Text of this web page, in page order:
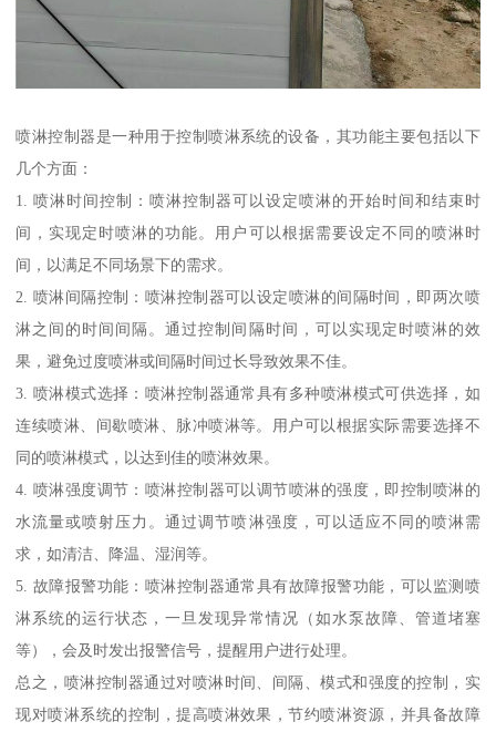
喷淋控制器是一种用于控制喷淋系统的设备，其功能主要包括以下
几个方面：
1. 喷淋时间控制：喷淋控制器可以设定喷淋的开始时间和结束时
间，实现定时喷淋的功能。用户可以根据需要设定不同的喷淋时
间，以满足不同场景下的需求。
2. 喷淋间隔控制：喷淋控制器可以设定喷淋的间隔时间，即两次喷
淋之间的时间间隔。通过控制间隔时间，可以实现定时喷淋的效
果，避免过度喷淋或间隔时间过长导致效果不佳。
3. 喷淋模式选择：喷淋控制器通常具有多种喷淋模式可供选择，如
连续喷淋、间歇喷淋、脉冲喷淋等。用户可以根据实际需要选择不
同的喷淋模式，以达到佳的喷淋效果。
4. 喷淋强度调节：喷淋控制器可以调节喷淋的强度，即控制喷淋的
水流量或喷射压力。通过调节喷淋强度，可以适应不同的喷淋需
求，如清洁、降温、湿润等。
5. 故障报警功能：喷淋控制器通常具有故障报警功能，可以监测喷
淋系统的运行状态，一旦发现异常情况（如水泵故障、管道堵塞
等），会及时发出报警信号，提醒用户进行处理。
总之，喷淋控制器通过对喷淋时间、间隔、模式和强度的控制，实
现对喷淋系统的控制，提高喷淋效果，节约喷淋资源，并具备故障